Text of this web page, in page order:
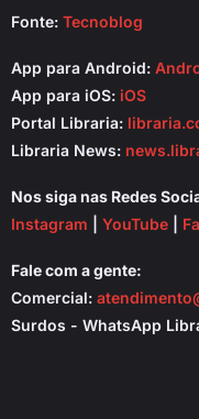
Fonte: Tecnoblog
App para Android:
App para iOS: iOS
Portal Libraria:
Libraria News:
Nos siga nas Redes
Instagram
YouTube
Fale com a gente:
Comercial:
Surdos - WhatsApp